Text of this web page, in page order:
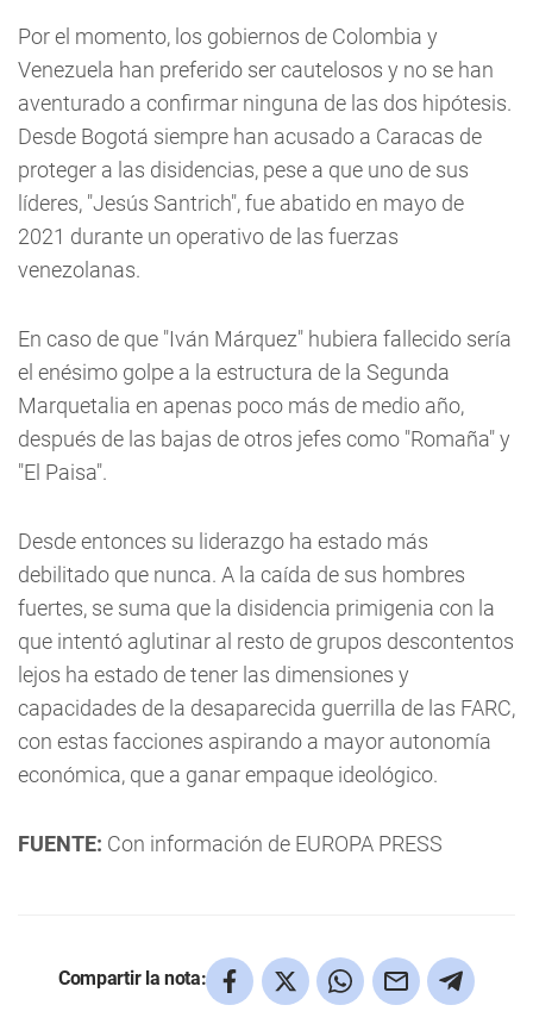
Por el momento, los gobiernos de Colombia y
Venezuela han preferido ser cautelosos y no se han
aventurado a confirmar ninguna de las dos hipótesis.
Desde Bogotá siempre han acusado a Caracas de
proteger a las disidencias, pese a que uno de sus
líderes, "Jesús Santrich", fue abatido en mayo de
2021 durante un operativo de las fuerzas
venezolanas.
En caso de que "Iván Márquez" hubiera fallecido sería
el enésimo golpe a la estructura de la Segunda
Marquetalia en apenas poco más de medio año,
después de las bajas de otros jefes como "Romaña" y
"El Paisa".
Desde entonces su liderazgo ha estado más
debilitado que nunca. A la caída de sus hombres
fuertes, se suma que la disidencia primigenia con la
que intentó aglutinar al resto de grupos descontentos
lejos ha estado de tener las dimensiones y
capacidades de la desaparecida guerrilla de las FARC,
con estas facciones aspirando a mayor autonomía
económica, que a ganar empaque ideológico.
FUENTE: Con información de EUROPA PRESS
Compartir la nota: